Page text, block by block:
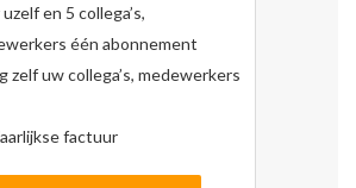
en 5 collega’s,
één abonnement
zelf uw collega’s, medewerkers
factuur